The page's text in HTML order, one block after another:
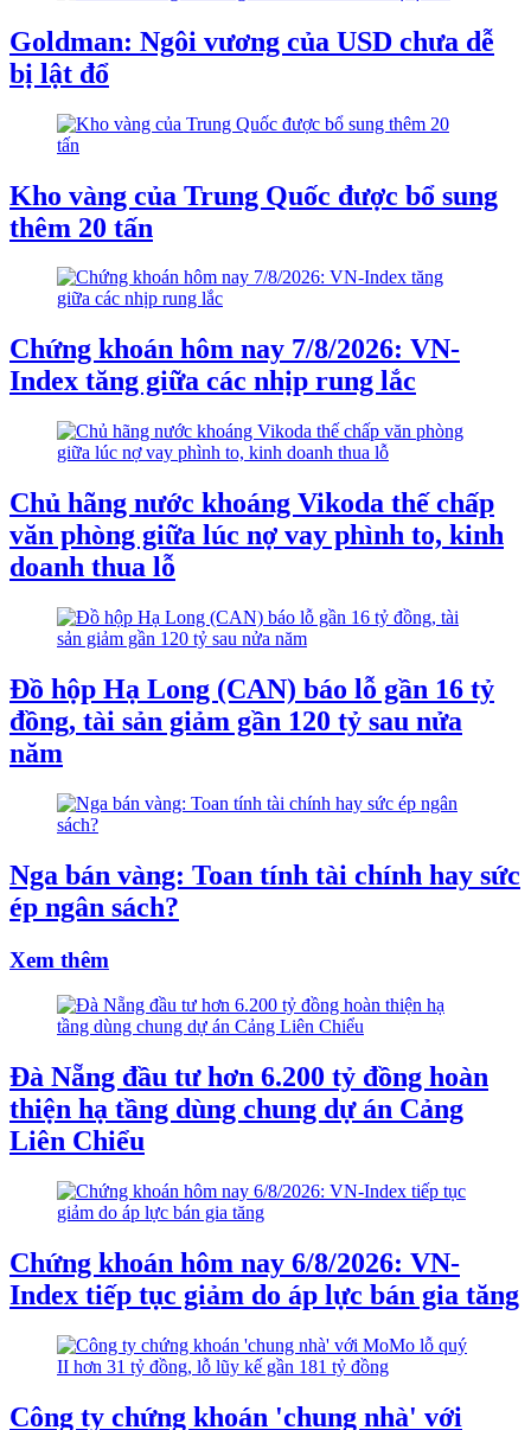
Goldman: Ngôi vương của USD chưa dễ
bị lật đổ
Kho vàng của Trung Quốc được bổ sung
thêm 20 tấn
Chứng khoán hôm nay 7/8/2026: VN-
Index tăng giữa các nhịp rung lắc
Chủ hãng nước khoáng Vikoda thế chấp
văn phòng giữa lúc nợ vay phình to, kinh
doanh thua lỗ
Đồ hộp Hạ Long (CAN) báo lỗ gần 16 tỷ
đồng, tài sản giảm gần 120 tỷ sau nửa
năm
Nga bán vàng: Toan tính tài chính hay sức
ép ngân sách?
Xem thêm
Đà Nẵng đầu tư hơn 6.200 tỷ đồng hoàn
thiện hạ tầng dùng chung dự án Cảng
Liên Chiểu
Chứng khoán hôm nay 6/8/2026: VN-
Index tiếp tục giảm do áp lực bán gia tăng
Công ty chứng khoán 'chung nhà' với